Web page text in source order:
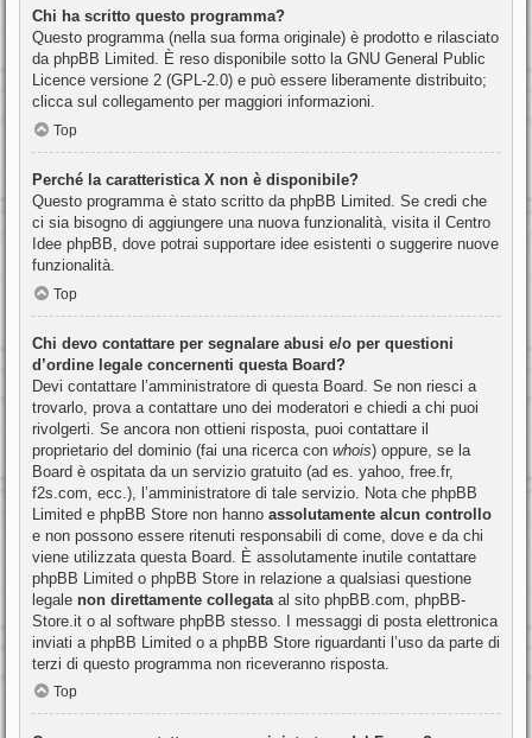
Chi ha scritto questo programma?
Questo programma (nella sua forma originale) è prodotto e rilasciato
da phpBB Limited. È reso disponibile sotto la GNU General Public
Licence versione 2 (GPL-2.0) e può essere liberamente distribuito;
clicca sul collegamento per maggiori informazioni.
Top
Perché la caratteristica X non è disponibile?
Questo programma è stato scritto da phpBB Limited. Se credi che
ci sia bisogno di aggiungere una nuova funzionalità, visita il Centro
Idee phpBB, dove potrai supportare idee esistenti o suggerire nuove
funzionalità.
Top
Chi devo contattare per segnalare abusi e/o per questioni
d’ordine legale concernenti questa Board?
Devi contattare l’amministratore di questa Board. Se non riesci a
trovarlo, prova a contattare uno dei moderatori e chiedi a chi puoi
rivolgerti. Se ancora non ottieni risposta, puoi contattare il
proprietario del dominio (fai una ricerca con whois) oppure, se la
Board è ospitata da un servizio gratuito (ad es. yahoo, free.fr,
f2s.com, ecc.), l’amministratore di tale servizio. Nota che phpBB
Limited e phpBB Store non hanno assolutamente alcun controllo
e non possono essere ritenuti responsabili di come, dove e da chi
viene utilizzata questa Board. È assolutamente inutile contattare
phpBB Limited o phpBB Store in relazione a qualsiasi questione
legale non direttamente collegata al sito phpBB.com, phpBB-
Store.it o al software phpBB stesso. I messaggi di posta elettronica
inviati a phpBB Limited o a phpBB Store riguardanti l’uso da parte di
terzi di questo programma non riceveranno risposta.
Top